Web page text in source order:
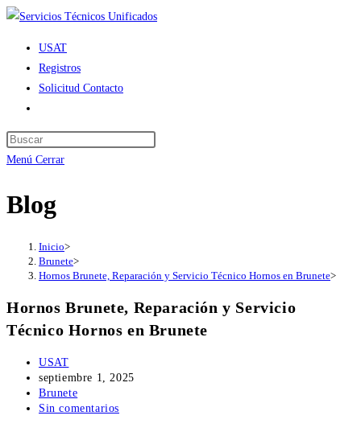
Ir
contenido
USAT
Registros
Solicitud Contacto
de
la
Menú Cerrar
Blog
Inicio>
Brunete>
Hornos Brunete, Reparación y Servicio Técnico Hornos en Brunete>
Hornos Brunete, Reparación y Servicio
Técnico Hornos en Brunete
Autor
de
la
entrada:
USAT
Publicación
de
la
septiembre 1, 2025
Categoría
de
Brunete
Comentarios
Sin comentarios